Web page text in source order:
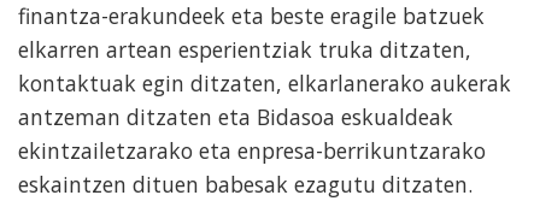
finantza-erakundeek eta beste eragile batzuek
elkarren artean esperientziak truka ditzaten,
kontaktuak egin ditzaten, elkarlanerako aukerak
antzeman ditzaten eta Bidasoa eskualdeak
ekintzailetzarako eta enpresa-berrikuntzarako
eskaintzen dituen babesak ezagutu ditzaten.